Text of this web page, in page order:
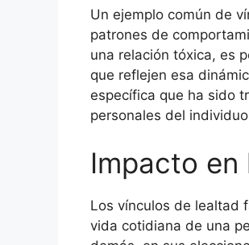
Un ejemplo común de
patrones de
una relación tóxica, es
que reflejen esa
específica que ha sido
personales del
Impacto
Los vínculos de lealtad
vida cotidiana de una